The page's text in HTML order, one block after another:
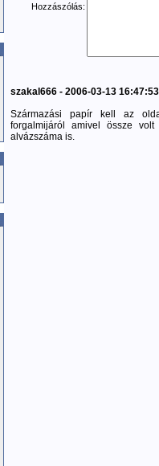
Hozzászólás:
szakal666 - 2006-03-13 16:47:53
Származási papír kell az
forgalmijáról amivel össze
alvázszáma is.